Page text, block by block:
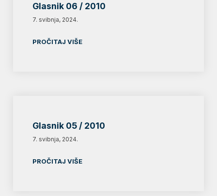
Glasnik 06 / 2010
7. svibnja, 2024.
PROČITAJ VIŠE
Glasnik 05 / 2010
7. svibnja, 2024.
PROČITAJ VIŠE